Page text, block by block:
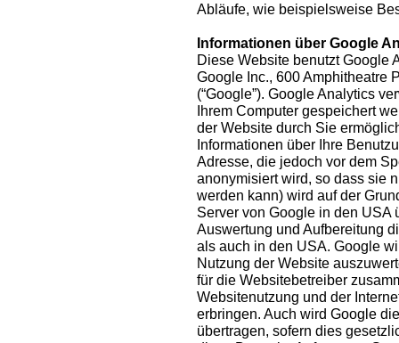
Abläufe, wie beispielsweise
Informationen über Google
Diese Website benutzt Google
Google Inc., 600 Amphitheatre
(“Google”). Google Analytics
Ihrem Computer gespeichert
der Website durch Sie
Informationen über Ihre
Adresse, die jedoch vor dem
anonymisiert wird, so dass sie
werden kann) wird auf der
Server von Google in den USA
Auswertung und Aufbereitung
als auch in den USA. Google
Nutzung der Website
für die Websitebetreiber
Websitenutzung und der
erbringen. Auch wird Google
übertragen, sofern dies